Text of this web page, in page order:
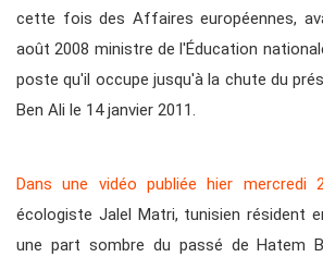
cette fois des Affaires européennes,
août 2008 ministre de l'Éducation
poste qu'il occupe jusqu'à la chute du
Ben Ali le 14 janvier 2011.
Dans une vidéo publiée hier mercredi
écologiste Jalel Matri, tunisien résident
une part sombre du passé de Hatem